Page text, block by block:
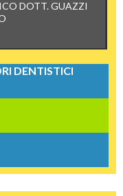
DOTT. GUAZZI
DENTISTICI